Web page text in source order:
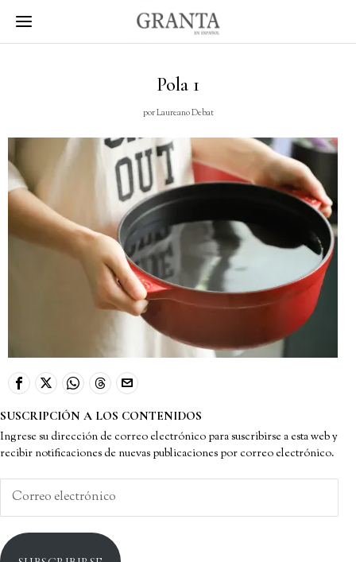
Pola 1
porLaureano Debat
SUSCRIPCIÓN A LOS CONTENIDOS
Ingrese su dirección de correo electrónico para suscribirse a esta web y
recibir notificaciones de nuevas publicaciones por correo electrónico.
electrónico